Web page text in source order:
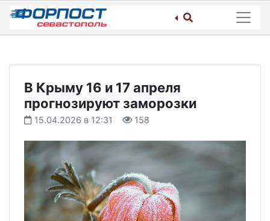
Skip
content
В Крыму 16 и 17 апреля
прогнозируют заморозки
15.04.2026 в 12:31 158